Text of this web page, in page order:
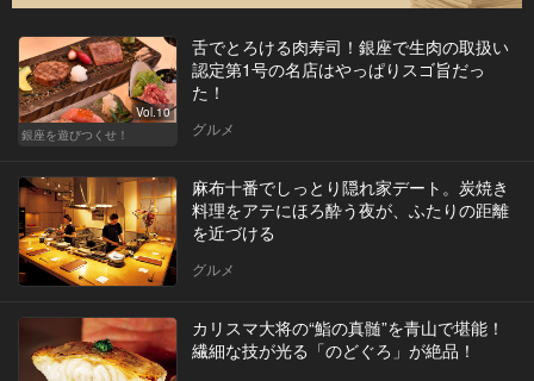
Vol.10
銀座を遊びつくせ！
舌でとろける肉寿司！銀座で生肉の取扱い
認定第1号の名店はやっぱりスゴ旨だっ
た！
グルメ
麻布十番でしっとり隠れ家デート。炭焼き
料理をアテにほろ酔う夜が、ふたりの距離
を近づける
グルメ
カリスマ大将の“鮨の真髄”を青山で堪能！
繊細な技が光る「のどぐろ」が絶品！